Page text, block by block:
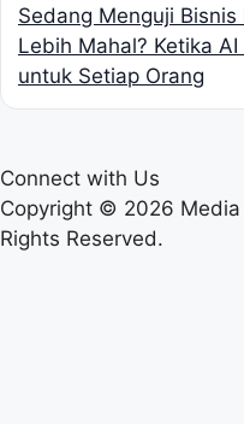
Sedang Menguji Bisnis
Lebih Mahal? Ketika
untuk Setiap Orang
Connect with Us
Copyright © 2026
Rights Reserved.